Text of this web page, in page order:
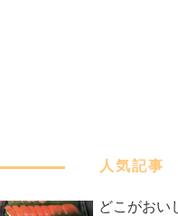
人気記事
どこがおい